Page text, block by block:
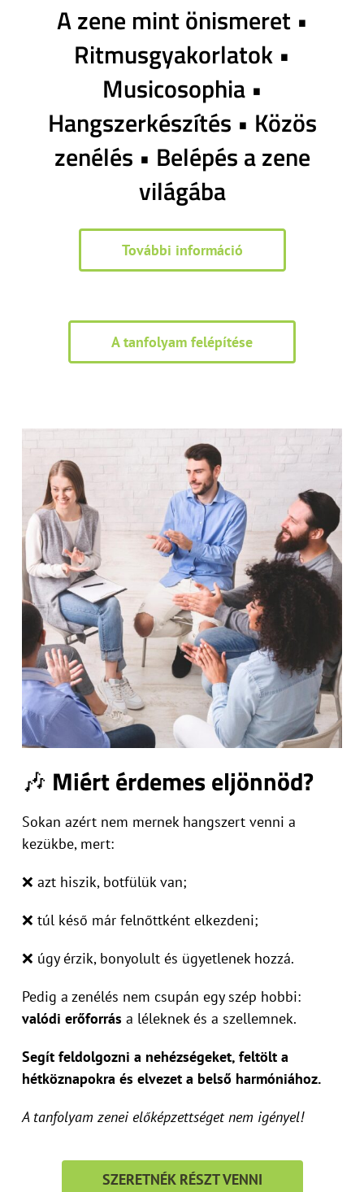
A zene mint önismeret •
Ritmusgyakorlatok •
Musicosophia •
Hangszerkészítés • Közös
zenélés • Belépés a zene
világába
További információ
A tanfolyam felépítése
🎶 Miért érdemes eljönnöd?
Sokan azért nem mernek hangszert venni a
kezükbe, mert:
❌ azt hiszik, botfülük van;
❌ túl késő már felnőttként elkezdeni;
❌ úgy érzik, bonyolult és ügyetlenek hozzá.
Pedig a zenélés nem csupán egy szép hobbi:
valódi erőforrás a léleknek és a szellemnek.
Segít feldolgozni a nehézségeket, feltölt a
hétköznapokra és elvezet a belső harmóniához.
A tanfolyam zenei előképzettséget nem igényel!
SZERETNÉK RÉSZT VENNI